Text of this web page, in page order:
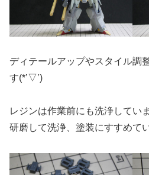
ディテールアップやスタイル調
す(*’▽’)
レジンは作業前にも洗浄してい
研磨して洗浄、塗装にすすめて